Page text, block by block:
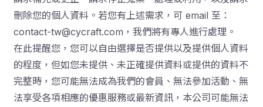
刪除您的個人資料。若您有上述需求，可 email 至：
contact-tw@cycraft.com，我們將有專人進行處理。
在此提醒您，您可以自由選擇是否提供以及提供個人資料
的程度，但如您未提供、未正確提供資料或提供的資料不
完整時，您可能無法成為我們的會員、無法參加活動、無
法享受各項相應的優惠服務或最新資訊，本公司可能無法